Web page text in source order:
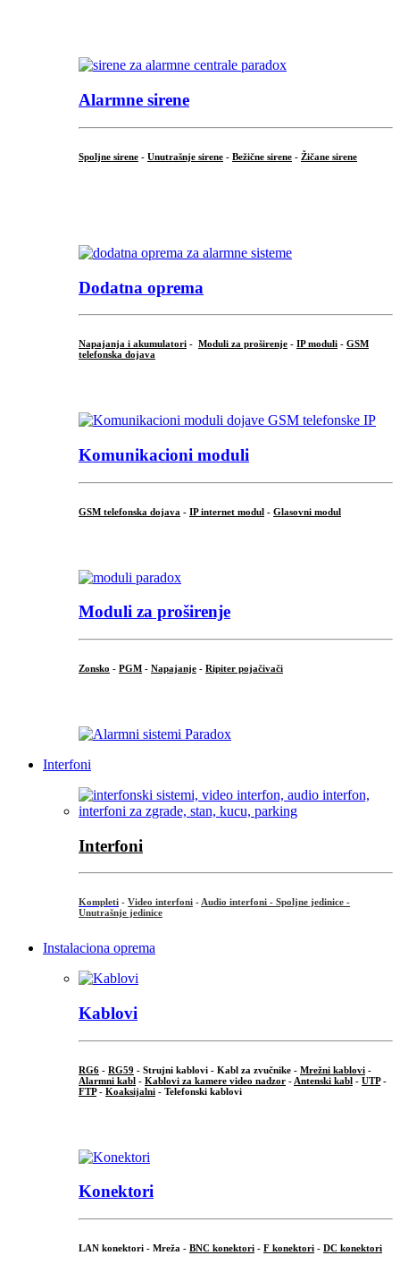
Alarmne sirene
Spoljne sirene - Unutrašnje sirene - Bežične sirene - Žičane sirene
Dodatna oprema
Napajanja i akumulatori - Moduli za proširenje - IP moduli - GSM
telefonska dojava
Komunikacioni moduli
GSM telefonska dojava - IP internet modul - Glasovni modul
Moduli za proširenje
Zonsko - PGM - Napajanje - Ripiter pojačivači
Interfoni
Interfoni
Kompleti - Video interfoni - Audio interfoni - Spoljne jedinice -
Unutrašnje jedinice
Instalaciona oprema
Kablovi
RG6 - RG59 - Strujni kablovi - Kabl za zvučnike - Mrežni kablovi -
Alarmni kabl - Kablovi za kamere video nadzor - Antenski kabl - UTP-
FTP- Koaksijalni - Telefonski kablovi
Konektori
LAN konektori - Mreža - BNC konektori - F konektori - DC konektori